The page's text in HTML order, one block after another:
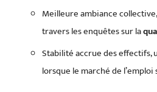
Meilleure ambiance
travers les enquêtes sur la
Stabilité accrue des effectifs,
lorsque le marché de l’emploi